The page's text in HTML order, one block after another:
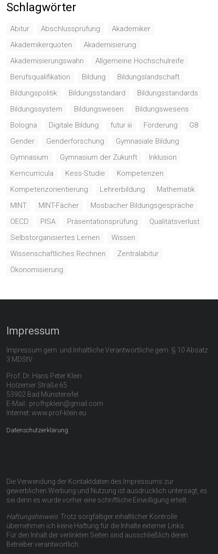
Schlagwörter
Abitur Abschlussprüfung
Akademiker
Akademikerquoten
Akademisierung
Akademisierungswahn
Allgemeine Hochschulreife
Berufsqualifikation
Bildung
Bildungslandschaft
Bildungspolitik
Bildungsstandard
Bildungsstandards
Bildungssystem
Bildungswesen
Bildungswesens
Bologna
Digitale Bildung futur iii Förderung
G8
Gender
Genderforschung
Gymnasiale Bildung
Gymnasium
Gymnasium der Zukunft
Inklusion
Kerncurricula
Kess-Studie
Kompetenzen
Kompetenzorientierung
Lehrerbildung
Mathematik
MINT
MINT-Fächer
Mosbacher Bildungsgespräche
OECD
PISA Präsentationsprüfung
Qualitätsverlust
Selbstorganisiertes Lernen
Wissen
Wissenschaftliches Rechnen
Zentralabitur
Ökonomisierung
Impressum
Impressum gem. und Inhaltliche Verantwortliche gem. § 10 Absatz
3 MDStV:
Prof. Dr. Hans Peter Klein
Holzemer Straße 65
53902 Bad Münstereifel
E-Mail.: profhpklein@gmail.com
Internet: www.prof-klein.eu
Datenschutzerklärung
Die Verwendung der Kontaktdaten des Impressums zur
gewerblichen Werbung und Nutzung ist ausdrücklich untersagt, es
sei denn es wurde vorher eine schriftliche Einwilligung erteilt.
Haftungshinweis: Trotz sorgfältiger inhaltlicher Kontrolle
übernehmen ich keine Haftung für die Inhalte externer Links.
Für den Inhalt der verlinkten Seiten sind ausschließlich deren
Betreiber verantwortlich.